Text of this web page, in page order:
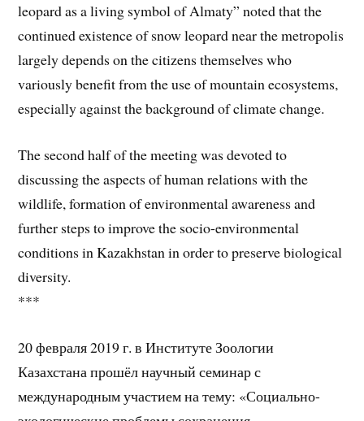
leopard as a living symbol of Almaty” noted that the
continued existence of snow leopard near the metropolis
largely depends on the citizens themselves who
variously benefit from the use of mountain ecosystems,
especially against the background of climate change.
The second half of the meeting was devoted to
discussing the aspects of human relations with the
wildlife, formation of environmental awareness and
further steps to improve the socio-environmental
conditions in Kazakhstan in order to preserve biological
diversity.
***
20 февраля 2019 г. в Институте Зоологии
Казахстана прошёл научный семинар с
международным участием на тему: «Социально-